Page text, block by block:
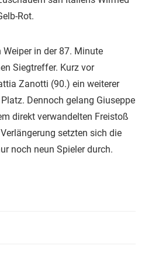
Rot.
Weiper in der 87. Minute
Siegtreffer. Kurz vor
Zanotti (90.) ein weiterer
Dennoch gelang Giuseppe
direkt verwandelten Freistoß
setzten sich die
noch neun Spieler durch.